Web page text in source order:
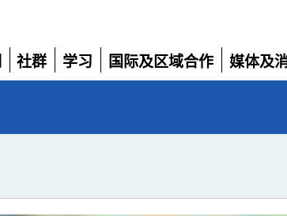
社群
展
学习
展
国际及区域合作
展
媒体及
展